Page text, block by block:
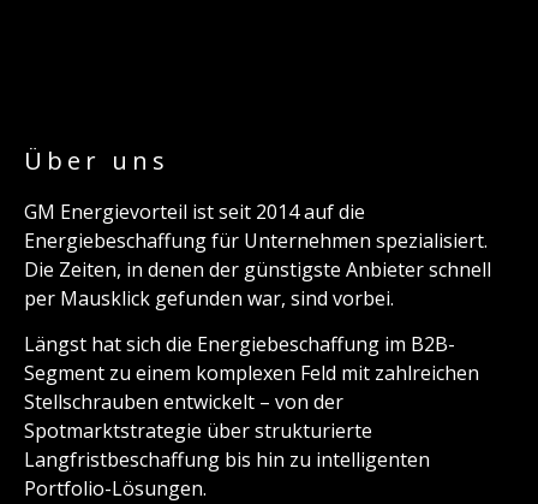
Über uns
GM Energievorteil ist seit 2014 auf die
Energiebeschaffung für Unternehmen spezialisiert.
Die Zeiten, in denen der günstigste Anbieter schnell
per Mausklick gefunden war, sind vorbei.
Längst hat sich die Energiebeschaffung im B2B-
Segment zu einem komplexen Feld mit zahlreichen
Stellschrauben entwickelt – von der
Spotmarktstrategie über strukturierte
Langfristbeschaffung bis hin zu intelligenten
Portfolio-Lösungen.